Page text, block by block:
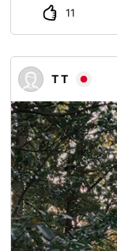
11
T T